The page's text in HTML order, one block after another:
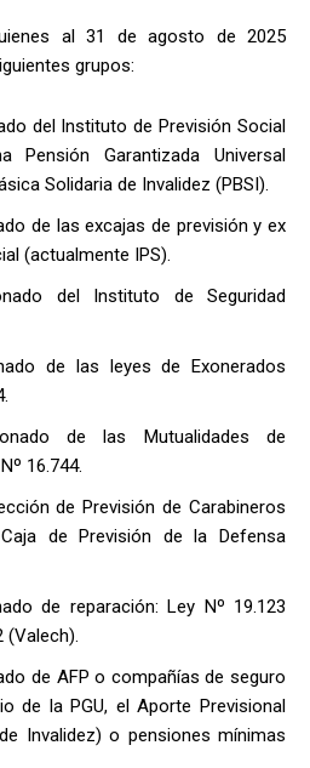
al 31 de agosto de 2025
grupos:
del Instituto de Previsión Social
Pensión Garantizada Universal
Solidaria de Invalidez (PBSI).
de las excajas de previsión y ex
(actualmente IPS).
del Instituto de Seguridad
de las leyes de Exonerados
de las Mutualidades de
16.744.
de Previsión de Carabineros
de Previsión de la Defensa
de reparación: Ley Nº 19.123
(Valech).
de AFP o compañías de seguro
de la PGU, el Aporte Previsional
Invalidez) o pensiones mínimas